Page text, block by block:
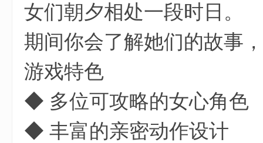
女们朝夕相处一段时日。
期间你会了解她们的故事
游戏特色
◆ 多位可攻略的女心角色
◆ 丰富的亲密动作设计